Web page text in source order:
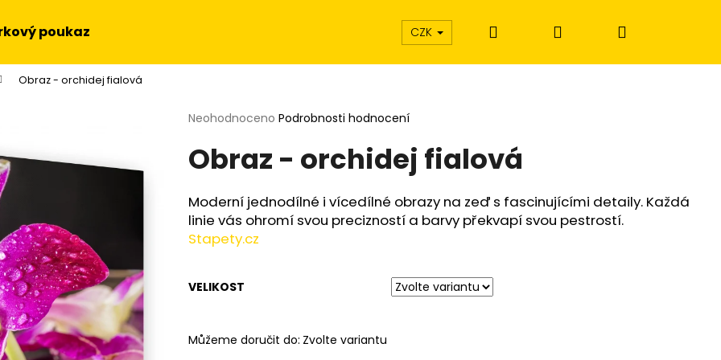
poukaz CZK Hledat PřihlášeníNákupní
Obraz - orchidej fialová
Průměrné
produktu
je
z
5
hvězdiček.
Neohodnoceno Podrobnosti hodnocení
Obraz - orchidej fialová
Moderní jednodílné i vícedílné obrazy na zeď s fascinujícími detaily. Každá
linie vás ohromí svou precizností a barvy překvapí svou pestrostí.
Stapety.cz
VELIKOST
Můžeme doručit do: Zvolte variantu
Co potřebujete najít?
HLEDAT
Doporučujeme
NA STĚNU - SLUNEČNICE
OBRAZ - HUDEBNÍ EXTÁZE